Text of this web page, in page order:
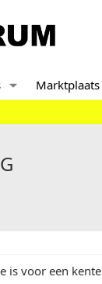
Marktplaats
is voor een